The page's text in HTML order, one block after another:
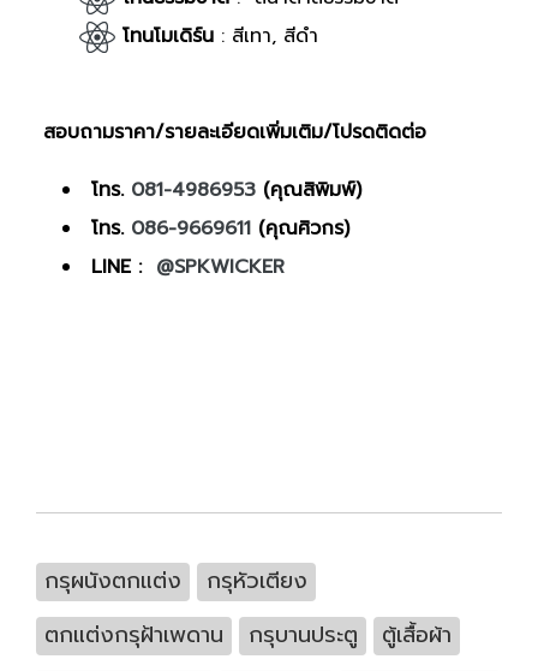
โทนโมเดิร์น : สีเทา, สีดำ
สอบถามราคา/รายละเอียดเพิ่มเติม/โปรดติดต่อ
โทร. 081-4986953 (คุณสิพิมพ์)
โทร. 086-9669611 (คุณศิวกร)
LINE : @SPKWICKER
กรุผนังตกแต่ง
กรุหัวเตียง
ตกแต่งกรุฝ้าเพดาน
กรุบานประตู
ตู้เสื้อผ้า